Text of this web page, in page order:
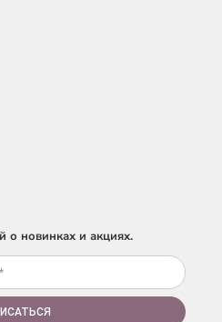
о новинках и акциях.